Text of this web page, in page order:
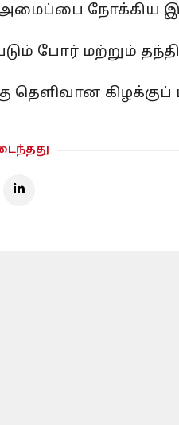
அமைப்பை நோக்கிய
போர் மற்றும்
கிழக்குப்